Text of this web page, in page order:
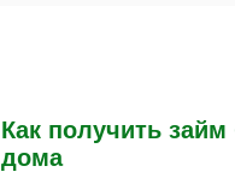
Как получить
дома